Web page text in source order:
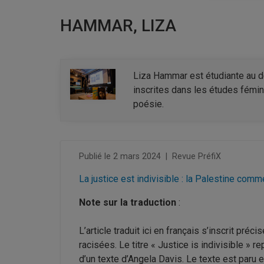
HAMMAR, LIZA
Liza Hammar est étudiante au
inscrites dans les études
poésie.
Publié le 2 mars 2024 Revue PréfiX
La justice est indivisible : la Palestine
Note sur la traduction :
L’article traduit ici en français s’inscrit
racisées. Le titre « Justice is indivisible »
d’un texte d’Angela Davis. Le texte est